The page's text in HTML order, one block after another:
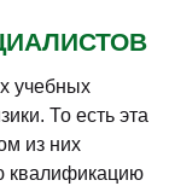
учебных
То есть эта
из них
квалификацию